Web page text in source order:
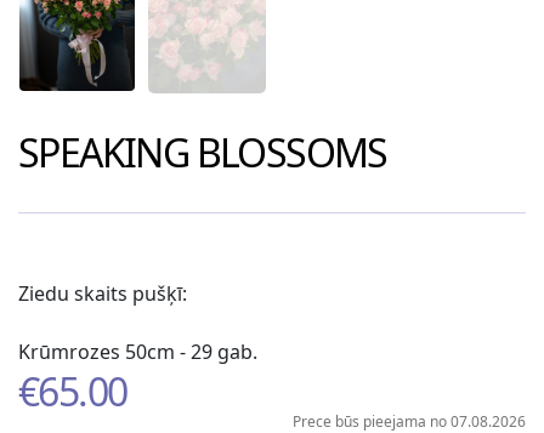
SPEAKING BLOSSOMS
Ziedu skaits pušķī:
Krūmrozes 50cm - 29 gab.
€65.00
Prece būs pieejama no 07.08.2026